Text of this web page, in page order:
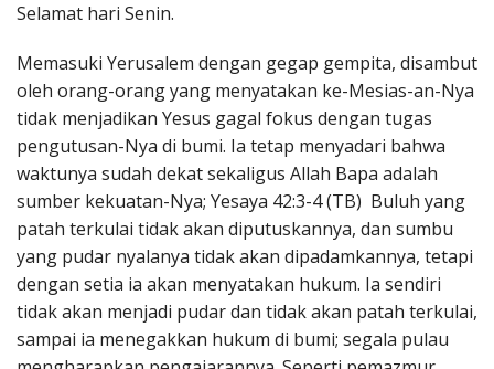
Selamat hari Senin.
Memasuki Yerusalem dengan gegap gempita, disambut
oleh orang-orang yang menyatakan ke-Mesias-an-Nya
tidak menjadikan Yesus gagal fokus dengan tugas
pengutusan-Nya di bumi. Ia tetap menyadari bahwa
waktunya sudah dekat sekaligus Allah Bapa adalah
sumber kekuatan-Nya; Yesaya 42:3-4 (TB) Buluh yang
patah terkulai tidak akan diputuskannya, dan sumbu
yang pudar nyalanya tidak akan dipadamkannya, tetapi
dengan setia ia akan menyatakan hukum. Ia sendiri
tidak akan menjadi pudar dan tidak akan patah terkulai,
sampai ia menegakkan hukum di bumi; segala pulau